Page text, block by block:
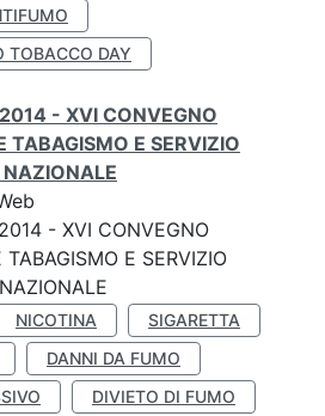
TOBACCO DAY
2014 - XVI CONVEGNO
TABAGISMO E SERVIZIO
2014 - XVI CONVEGNO
E SERVIZIO
NICOTINA
SIGARETTA
DANNI DA FUMO
DIVIETO DI FUMO